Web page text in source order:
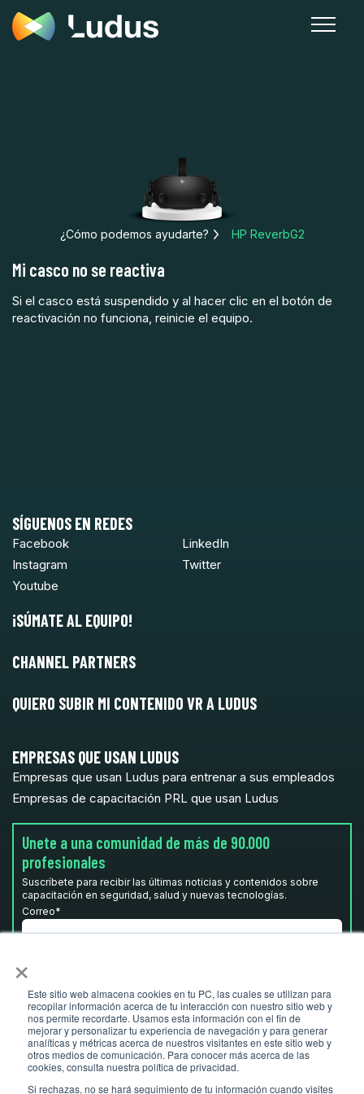
×
Este sitio web almacena cookies en tu PC, las cuales se utilizan para
recopilar información acerca de tu interacción con nuestro sitio web y
nos permite recordarte. Usamos esta información con el fin de
mejorar y personalizar tu experiencia de navegación y para generar
analíticas y métricas acerca de nuestros visitantes en este sitio web y
otros medios de comunicación. Para conocer más acerca de las
cookies, consulta nuestra política de privacidad.
Si rechazas, no se hará seguimiento de tu información cuando visites
¿Cómo podemos ayudarte? HP ReverbG2
Mi casco no se reactiva
Si el casco está suspendido y al hacer clic en el botón de
reactivación no funciona, reinicie el equipo.
SÍGUENOS EN REDES
Facebook
LinkedIn
Instagram
Twitter
Youtube
¡SÚMATE AL EQUIPO!
CHANNEL PARTNERS
QUIERO SUBIR MI CONTENIDO VR A LUDUS
EMPRESAS QUE USAN LUDUS
Empresas que usan Ludus para entrenar a sus empleados
Empresas de capacitación PRL que usan Ludus
Unete a una comunidad de más de 90.000
profesionales
Suscríbete para recibir las últimas noticias y contenidos sobre
capacitación en seguridad, salud y nuevas tecnologías.
Correo*